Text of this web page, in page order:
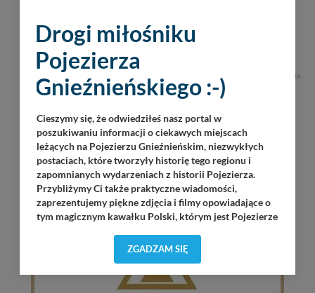
REKLAMA
Drogi miłośniku
Pojezierza
Gnieźnieńskiego :-)
Cieszymy się, że odwiedziłeś nasz portal w
poszukiwaniu informacji o ciekawych miejscach
leżących na Pojezierzu Gnieźnieńskim, niezwykłych
postaciach, które tworzyły historię tego regionu i
zapomnianych wydarzeniach z historii Pojezierza.
Przybliżymy Ci także praktyczne wiadomości,
zaprezentujemy piękne zdjęcia i filmy opowiadające o
tym magicznym kawałku Polski, którym jest Pojezierze
Pojezierze Gnieźnieńskie odkrywać dla Ciebie na
składający się z pasjonatów, miłośników, czy wręcz
osób zakochanych w naszej„małej Ojczyźnie
ZGADZAM SIĘ